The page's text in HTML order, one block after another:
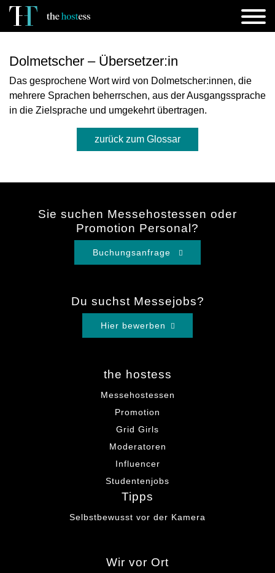
Dolmetscher – Übersetzer:in
Das gesprochene Wort wird von Dolmetscher:innen, die
mehrere Sprachen beherrschen, aus der Ausgangssprache
in die Zielsprache und umgekehrt übertragen.
zurück zum Glossar
Sie suchen Messehostessen oder
Promotion Personal?
Buchungsanfrage
Du suchst Messejobs?
Hier bewerben
the hostess
Messehostessen
Promotion
Grid Girls
Moderatoren
Influencer
Studentenjobs
Tipps
Selbstbewusst vor der Kamera
Wir vor Ort